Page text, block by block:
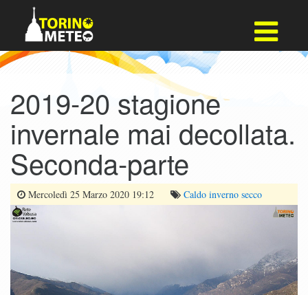
2019-20 stagione
invernale mai decollata.
Seconda-parte
Mercoledì 25 Marzo 2020 19:12 Caldo inverno secco